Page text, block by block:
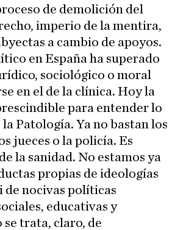
de demolición del
imperio de la mentira,
a cambio de apoyos.
en España ha superado
sociológico o moral
en el de la clínica. Hoy la
para entender lo
la Patología. Ya no bastan los
jueces o la policía. Es
la sanidad. No estamos ya
propias de ideologías
de nocivas políticas
educativas y
trata, claro, de